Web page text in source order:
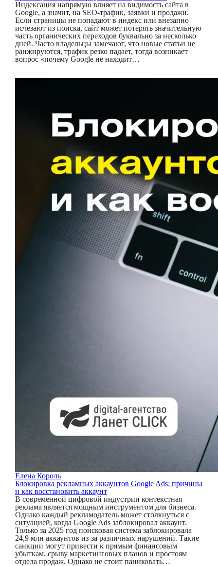
Индексация напрямую влияет на видимость сайта в
Google, а значит, на SEO-трафик, заявки и продажи.
Если страницы не попадают в индекс или внезапно
исчезают из поиска, сайт может потерять значительную
часть органических переходов буквально за несколько
дней. Часто владельцы замечают, что новые статьи не
ранжируются, трафик резко падает, тогда возникает
вопрос «почему Google не находит…
Елена Король
Блокировка рекламных аккаунтов Google Ads: причины
и как восстановить аккаунт
В современной цифровой индустрии контекстная
реклама является мощным инструментом для бизнеса.
Однако каждый рекламодатель может столкнуться с
ситуацией, когда Google Ads заблокировал аккаунт.
Только за 2025 год поисковая система заблокировала
24,9 млн аккаунтов из-за различных нарушений. Такие
санкции могут привести к прямым финансовым
убыткам, срыву маркетинговых планов и простоям
отдела продаж. Однако не стоит паниковать…